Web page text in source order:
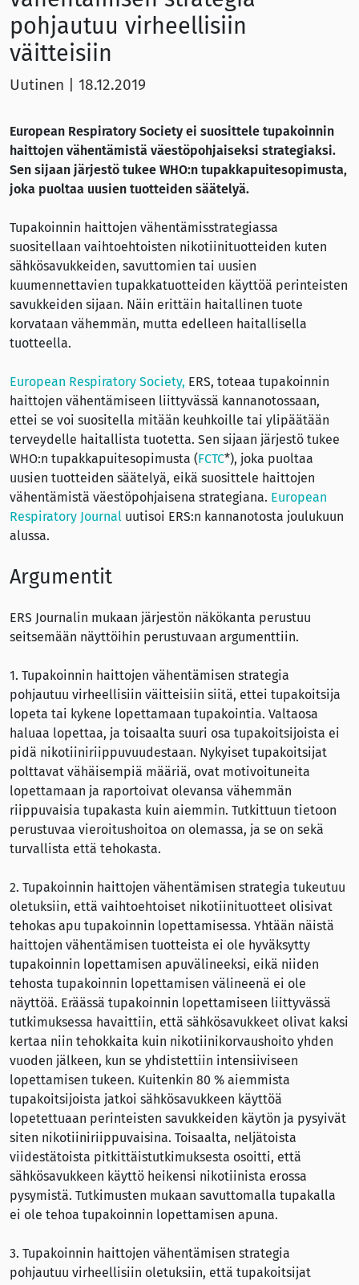
pohjautuu virheellisiin
väitteisiin
Uutinen 18.12.2019
European Respiratory Society ei suosittele tupakoinnin
haittojen vähentämistä väestöpohjaiseksi strategiaksi.
Sen sijaan järjestö tukee WHO:n tupakkapuitesopimusta,
joka puoltaa uusien tuotteiden säätelyä.
Tupakoinnin haittojen vähentämisstrategiassa
suositellaan vaihtoehtoisten nikotiinituotteiden kuten
sähkösavukkeiden, savuttomien tai uusien
kuumennettavien tupakkatuotteiden käyttöä perinteisten
savukkeiden sijaan. Näin erittäin haitallinen tuote
korvataan vähemmän, mutta edelleen haitallisella
tuotteella.
European Respiratory Society, ERS, toteaa tupakoinnin
haittojen vähentämiseen liittyvässä kannanotossaan,
ettei se voi suositella mitään keuhkoille tai ylipäätään
terveydelle haitallista tuotetta. Sen sijaan järjestö tukee
WHO:n tupakkapuitesopimusta (FCTC*), joka puoltaa
uusien tuotteiden säätelyä, eikä suosittele haittojen
vähentämistä väestöpohjaisena strategiana. European
Respiratory Journal uutisoi ERS:n kannanotosta joulukuun
alussa.
Argumentit
ERS Journalin mukaan järjestön näkökanta perustuu
seitsemään näyttöihin perustuvaan argumenttiin.
1. Tupakoinnin haittojen vähentämisen strategia
pohjautuu virheellisiin väitteisiin siitä, ettei tupakoitsija
lopeta tai kykene lopettamaan tupakointia. Valtaosa
haluaa lopettaa, ja toisaalta suuri osa tupakoitsijoista ei
pidä nikotiiniriippuvuudestaan. Nykyiset tupakoitsijat
polttavat vähäisempiä määriä, ovat motivoituneita
lopettamaan ja raportoivat olevansa vähemmän
riippuvaisia tupakasta kuin aiemmin. Tutkittuun tietoon
perustuvaa vieroitushoitoa on olemassa, ja se on sekä
turvallista että tehokasta.
2. Tupakoinnin haittojen vähentämisen strategia tukeutuu
oletuksiin, että vaihtoehtoiset nikotiinituotteet olisivat
tehokas apu tupakoinnin lopettamisessa. Yhtään näistä
haittojen vähentämisen tuotteista ei ole hyväksytty
tupakoinnin lopettamisen apuvälineeksi, eikä niiden
tehosta tupakoinnin lopettamisen välineenä ei ole
näyttöä. Eräässä tupakoinnin lopettamiseen liittyvässä
tutkimuksessa havaittiin, että sähkösavukkeet olivat kaksi
kertaa niin tehokkaita kuin nikotiinikorvaushoito yhden
vuoden jälkeen, kun se yhdistettiin intensiiviseen
lopettamisen tukeen. Kuitenkin 80 % aiemmista
tupakoitsijoista jatkoi sähkösavukkeen käyttöä
lopetettuaan perinteisten savukkeiden käytön ja pysyivät
siten nikotiiniriippuvaisina. Toisaalta, neljätoista
viidestätoista pitkittäistutkimuksesta osoitti, että
sähkösavukkeen käyttö heikensi nikotiinista erossa
pysymistä. Tutkimusten mukaan savuttomalla tupakalla
ei ole tehoa tupakoinnin lopettamisen apuna.
3. Tupakoinnin haittojen vähentämisen strategia
pohjautuu virheellisiin oletuksiin, että tupakoitsijat